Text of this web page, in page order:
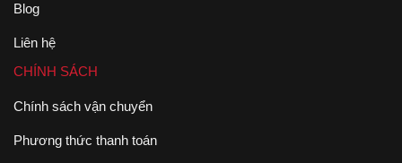
Blog
Liên hệ
CHÍNH SÁCH
Chính sách vận chuyển
Phương thức thanh toán